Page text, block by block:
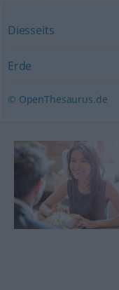
Diesseits
Erde
© OpenThesaurus.de